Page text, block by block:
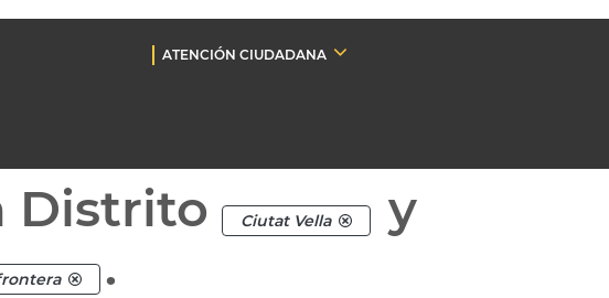
ATENCIÓN CIUDADANA
Distrito Ciutat Vella
y
.